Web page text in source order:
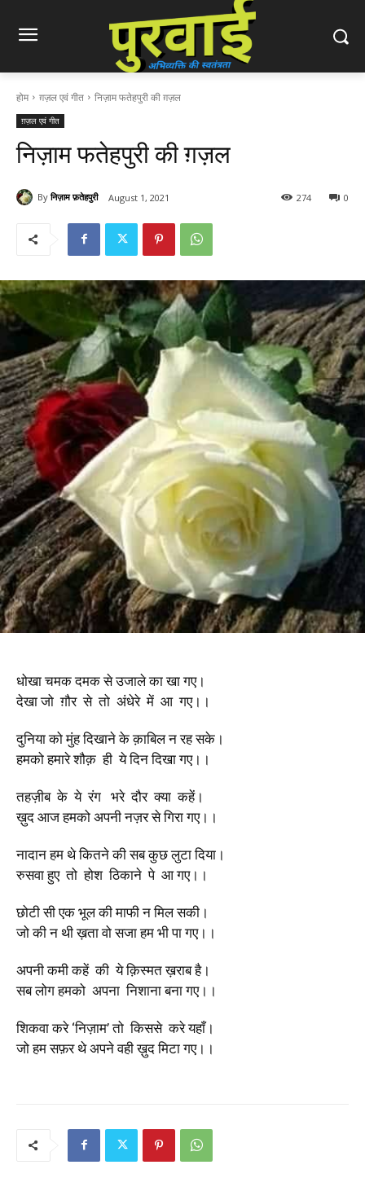
होम ग़ज़ल एवं गीत निज़ाम फतेहपुरी की ग़ज़ल
ग़ज़ल एवं गीत
निज़ाम फतेहपुरी की ग़ज़ल
By निज़ाम फ़तेहपुरी August 1, 2021 0
274
धोखा चमक दमक से उजाले का खा गए।
देखा जो ग़ौर से तो अंधेरे में आ गए।।
दुनिया को मुंह दिखाने के क़ाबिल न रह सके।
हमको हमारे शौक़ ही ये दिन दिखा गए।।
तहज़ीब के ये रंग भरे दौर क्या कहें।
ख़ुद आज हमको अपनी नज़र से गिरा गए।।
नादान हम थे कितने की सब कुछ लुटा दिया।
रुसवा हुए तो होश ठिकाने पे आ गए।।
छोटी सी एक भूल की माफी न मिल सकी।
जो की न थी ख़ता वो सजा हम भी पा गए।।
अपनी कमी कहें की ये क़िस्मत ख़राब है।
सब लोग हमको अपना निशाना बना गए।।
शिकवा करे ‘निज़ाम’ तो किससे करे यहाँ।
जो हम सफ़र थे अपने वही ख़ुद मिटा गए।।